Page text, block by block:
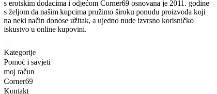
s erotskim dodacima i odjećom Corner69 osnovana je 2011. godine
s željom da našim kupcima pružimo široku ponudu proizvoda koji
na neki način donose užitak, a ujedno nude izvrsno korisničko
iskustvo u online kupovini.
Kategorije
Pomoć i savjeti
moj račun
Corner69
Kontakt